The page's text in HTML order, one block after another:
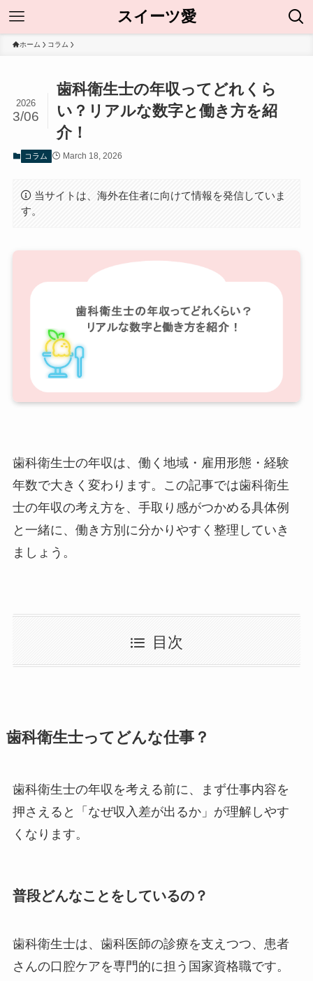
スイーツ愛
ホーム コラム
歯科衛生士の年収ってどれくら
い？リアルな数字と働き方を紹
介！
2026
3/06
コラム March 18, 2026
当サイトは、海外在住者に向けて情報を発信していま
す。
歯科衛生士の年収は、働く地域・雇用形態・経験
年数で大きく変わります。この記事では歯科衛生
士の年収の考え方を、手取り感がつかめる具体例
と一緒に、働き方別に分かりやすく整理していき
ましょう。
目次
歯科衛生士ってどんな仕事？
歯科衛生士の年収を考える前に、まず仕事内容を
押さえると「なぜ収入差が出るか」が理解しやす
くなります。
普段どんなことをしているの？
歯科衛生士は、歯科医師の診療を支えつつ、患者
さんの口腔ケアを専門的に担う国家資格職です。